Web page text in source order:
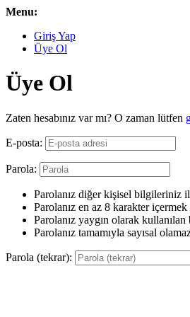
Menu:
Giriş Yap
Üye Ol
Üye Ol
Zaten hesabınız var mı? O zaman lütfen
E-posta:
Parola:
Parolanız diğer kişisel bilgileriniz
Parolanız en az 8 karakter içermek
Parolanız yaygın olarak
Parolanız tamamıyla sayısal
Parola (tekrar):